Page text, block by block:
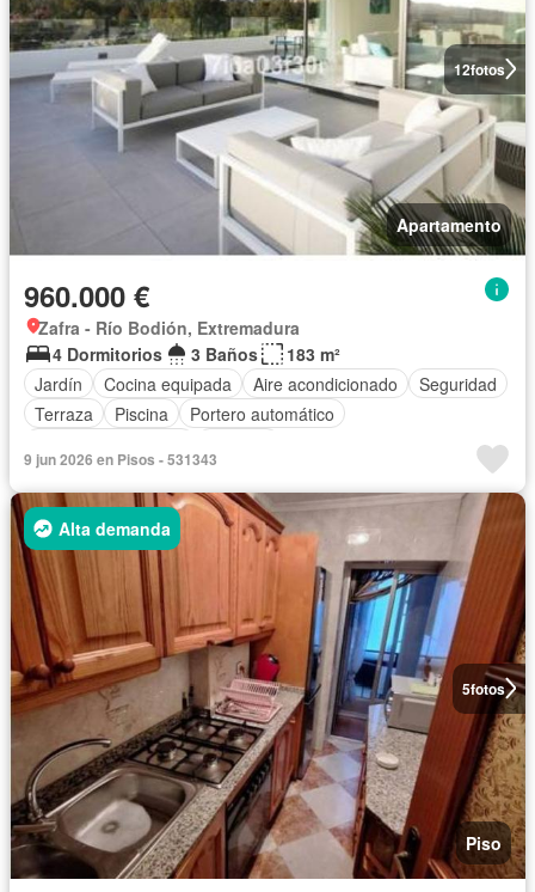
12fotos
Apartamento
960.000 €
Zafra - Río Bodión, Extremadura
4 Dormitorios
3 Baños
183 m²
Jardín
Cocina equipada Aire acondicionado
Seguridad
Terraza
Piscina
Portero automático
9 jun 2026 en Pisos - 531343
5fotos
Alta demanda
Piso